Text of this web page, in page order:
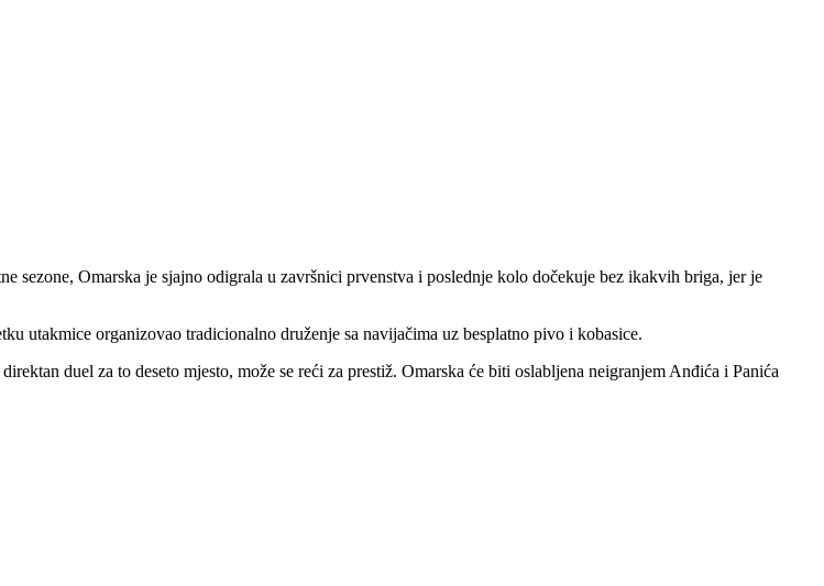
Omarska je sjajno odigrala u završnici prvenstva i poslednje kolo dočekuje bez ikakvih briga, jer je
utakmice organizovao tradicionalno druženje sa navijačima uz besplatno pivo i kobasice.
duel za to deseto mjesto, može se reći za prestiž. Omarska će biti oslabljena neigranjem Anđića i Panića